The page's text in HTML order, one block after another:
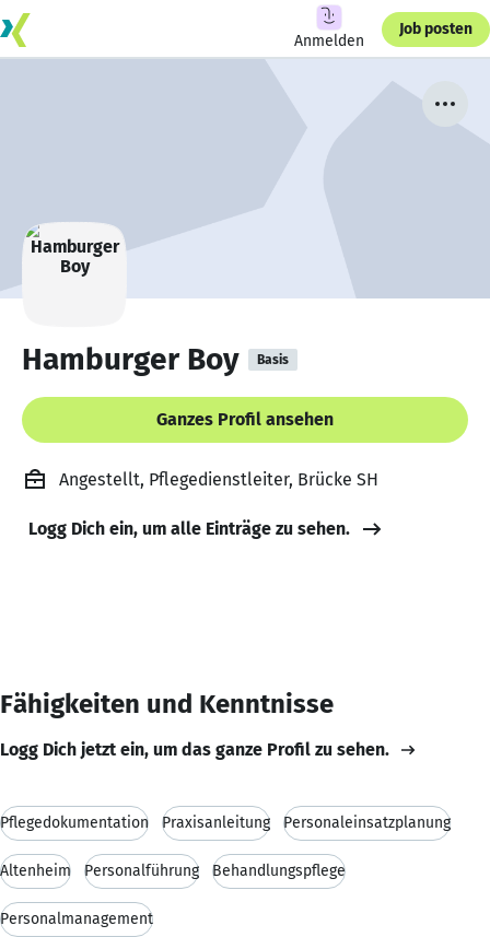
Anmelden
Job posten
Hamburger Boy Basis
Ganzes Profil ansehen
Angestellt, Pflegedienstleiter, Brücke SH
Logg Dich ein, um alle Einträge zu sehen.
Fähigkeiten und Kenntnisse
Logg Dich jetzt ein, um das ganze Profil zu sehen.
Pflegedokumentation Praxisanleitung Personaleinsatzplanung
Altenheim Personalführung Behandlungspflege
Personalmanagement